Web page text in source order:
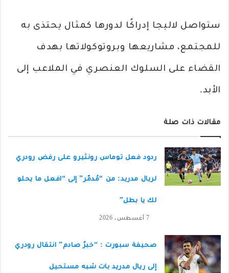
ستواصل لاليجا إدراكًا لدورها كمثال يحتذى به
للمجتمع، مشاريعها وبروتوكولاتها بهدف
القضاء على السلوك العنصري في الملاعب إلى
الأبد.
مقالات ذات صلة
ردود فعل توماس رونثيرو على رفض رودري
لريال مدريد: من “مُدمّر” إلى “افعل ما يحلو
لك يا بطل”
7 أغسطس، 2026
صحيفة سبورت : “خبرٌ صادم” انتقال رودري
إلى ريال مدريد بات شبه مستحيل